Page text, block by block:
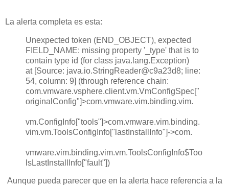
La alerta completa es esta:
Unexpected token (END_OBJECT), expected
FIELD_NAME: missing property '_type' that is to
contain type id (for class java.lang.Exception)
at [Source: java.io.StringReader@c9a23d8; line:
54, column: 9] (through reference chain:
com.vmware.vsphere.client.vm.VmConfigSpec["
originalConfig"]>com.vmware.vim.binding.vim.
vm.ConfigInfo["tools"]>com.vmware.vim.binding.
vim.vm.ToolsConfigInfo["lastInstallInfo"]->com.
vmware.vim.binding.vim.vm.ToolsConfigInfo$Too
lsLastInstallInfo["fault"])
Aunque pueda parecer que en la alerta hace referencia a la